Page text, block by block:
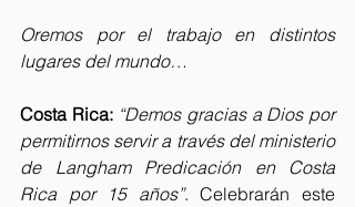
Oremos por el trabajo en distintos
lugares del mundo…
Costa Rica: “Demos gracias a Dios por
permitirnos servir a través del ministerio
de Langham Predicación en Costa
Rica por 15 años”. Celebrarán este